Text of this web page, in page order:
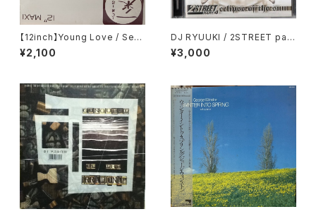
【12inch】Young Love / Sexu
al Healing Rap
¥2,100
DJ RYUUKI / 2STREET part.
4 ecipse of the sun
¥3,000